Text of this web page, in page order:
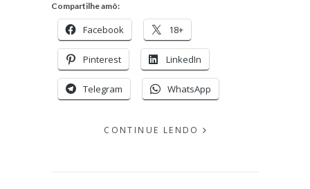
Compartilhe amô:
Facebook 18+
Pinterest LinkedIn
Telegram WhatsApp
CONTINUE LENDO